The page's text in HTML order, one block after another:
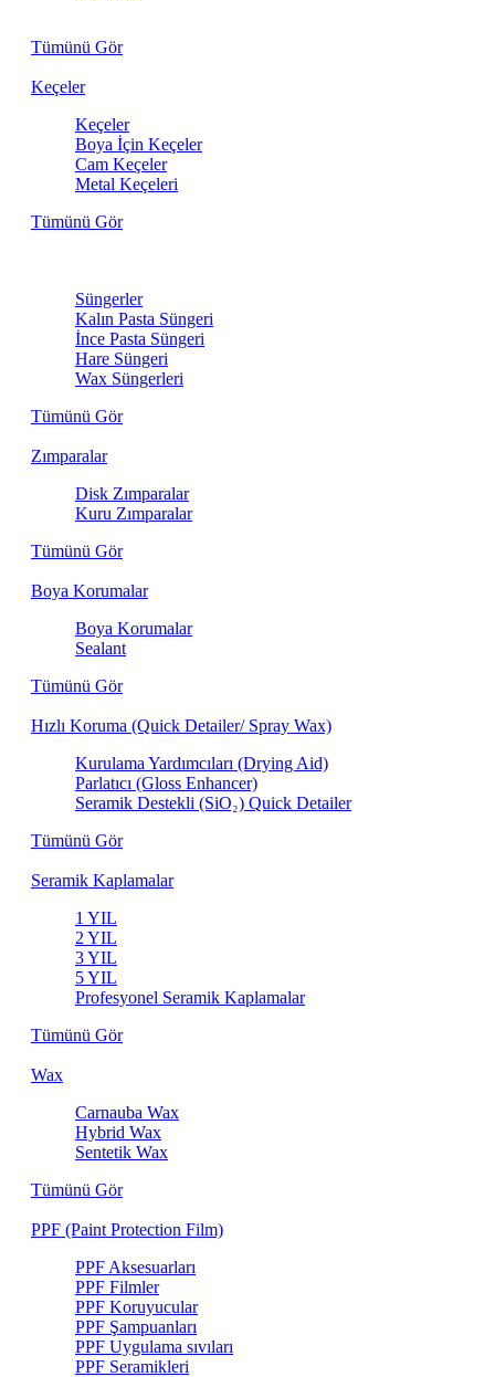
Tümünü Gör
Keçeler
Keçeler
Boya İçin Keçeler
Cam Keçeler
Metal Keçeleri
Tümünü Gör
Süngerler
Kalın Pasta Süngeri
İnce Pasta Süngeri
Hare Süngeri
Wax Süngerleri
Tümünü Gör
Zımparalar
Disk Zımparalar
Kuru Zımparalar
Tümünü Gör
Boya Korumalar
Boya Korumalar
Sealant
Tümünü Gör
Hızlı Koruma (Quick Detailer/ Spray Wax)
Kurulama Yardımcıları (Drying Aid)
Parlatıcı (Gloss Enhancer)
Seramik Destekli (SiO₂) Quick Detailer
Tümünü Gör
Seramik Kaplamalar
1 YIL
2 YIL
3 YIL
5 YIL
Profesyonel Seramik Kaplamalar
Tümünü Gör
Wax
Carnauba Wax
Hybrid Wax
Sentetik Wax
Tümünü Gör
PPF (Paint Protection Film)
PPF Aksesuarları
PPF Filmler
PPF Koruyucular
PPF Şampuanları
PPF Uygulama sıvıları
PPF Seramikleri